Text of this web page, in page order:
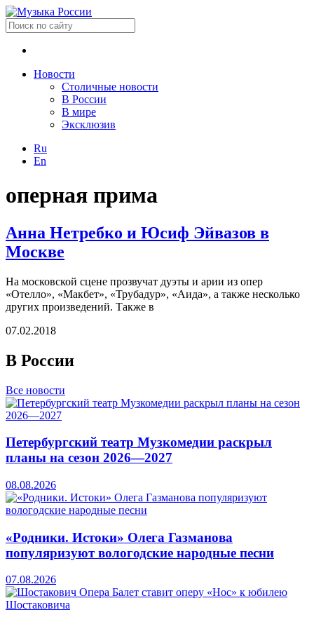
Новости
Столичные новости
В России
В мире
Эксклюзив
Ru
En
оперная прима
Анна Нетребко и Юсиф Эйвазов в
Москве
На московской сцене прозвучат дуэты и арии из опер
«Отелло», «Макбет», «Трубадур», «Аида», а также несколько
других произведений. Также в
07.02.2018
В России
Все новости
Петербургский театр Музкомедии раскрыл
планы на сезон 2026—2027
08.08.2026
«Родники. Истоки» Олега Газманова
популяризуют вологодские народные песни
07.08.2026